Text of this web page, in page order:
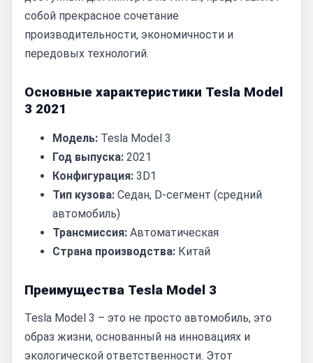
собой прекрасное сочетание
производительности, экономичности и
передовых технологий.
Основные характеристики Tesla Model
3 2021
Модель: Tesla Model 3
Год выпуска: 2021
Конфигурация: 3D1
Тип кузова: Седан, D-сегмент (средний
автомобиль)
Трансмиссия: Автоматическая
Страна производства: Китай
Преимущества Tesla Model 3
Tesla Model 3 – это не просто автомобиль, это
образ жизни, основанный на инновациях и
экологической ответственности. Этот